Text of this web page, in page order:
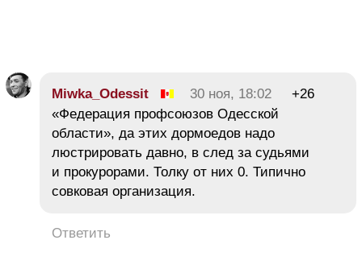
Miwka_Odessit 30 ноя, 18:02
+26
«Федерация профсоюзов Одесской
области», да этих дормоедов надо
люстрировать давно, в след за судьями
и прокурорами. Толку от них 0. Типично
совковая организация.
Ответить